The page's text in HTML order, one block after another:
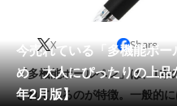
パソコン・タブレット
ペット
工具・DIY
今売れている「多機能ボ
め 大人にぴったりの上品
年2月版】
X Share
「多機能ボールペン」は、1本
されているのが特徴。一般的